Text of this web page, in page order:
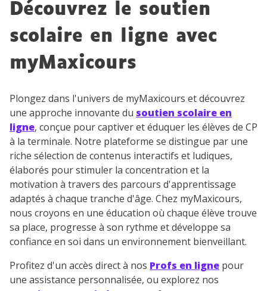
Découvrez le soutien
scolaire en ligne avec
myMaxicours
Plongez dans l'univers de myMaxicours et découvrez
une approche innovante du soutien scolaire en
ligne, conçue pour captiver et éduquer les élèves de CP
à la terminale. Notre plateforme se distingue par une
riche sélection de contenus interactifs et ludiques,
élaborés pour stimuler la concentration et la
motivation à travers des parcours d'apprentissage
adaptés à chaque tranche d'âge. Chez myMaxicours,
nous croyons en une éducation où chaque élève trouve
sa place, progresse à son rythme et développe sa
confiance en soi dans un environnement bienveillant.
Profitez d'un accès direct à nos Profs en ligne pour
une assistance personnalisée, ou explorez nos